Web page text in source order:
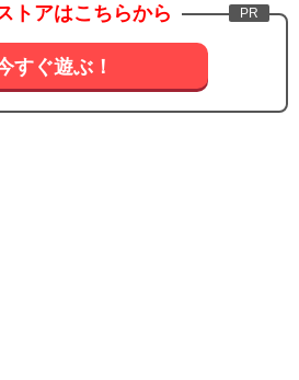
トアはこちらから
すぐ遊ぶ！